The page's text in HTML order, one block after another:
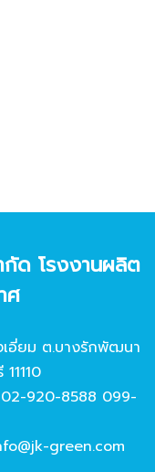
กัด โรงงานผลิต
ศ
อี่ยม ต.บางรักพัฒนา
02-920-8588 099-
green.com